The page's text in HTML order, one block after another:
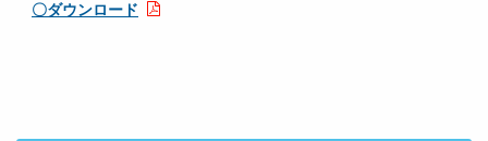
〇ダウンロード